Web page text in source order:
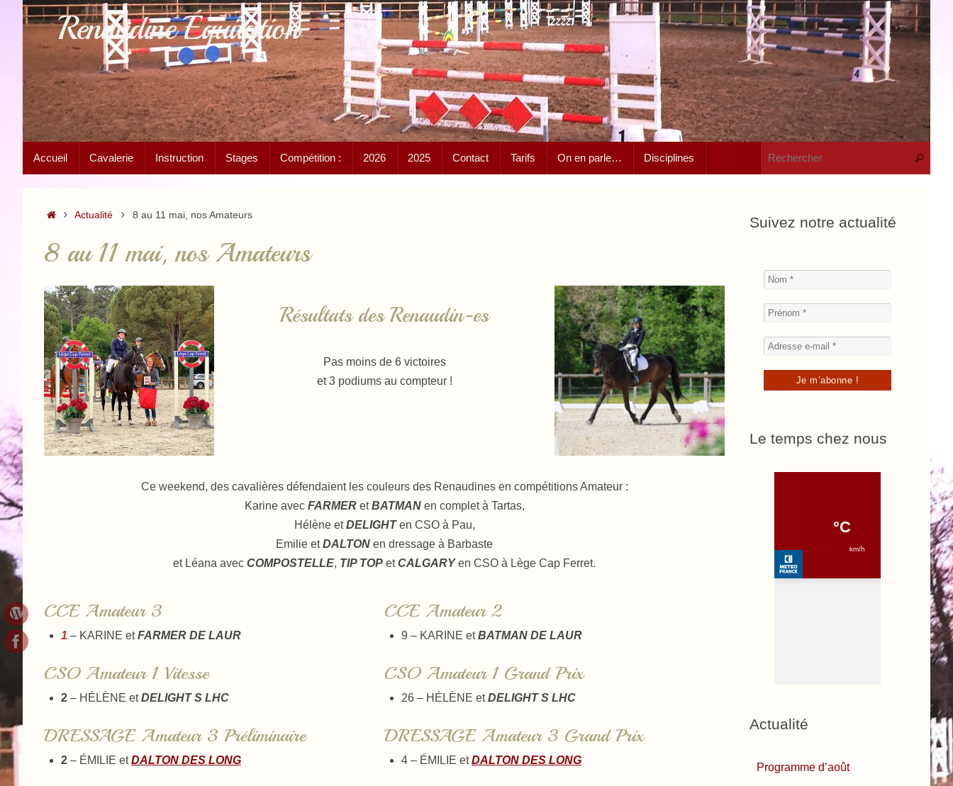
Passer
contenu
Renaudine Équitation
contenu
Accueil Cavalerie Instruction Stages Compétition : 2026 2025 Contact Tarifs On en parle… Disciplines
Accueil
Actualité 8 au 11 mai, nos Amateurs
8 au 11 mai, nos Amateurs
Résultats des Renaudin-es
Pas moins de 6 victoires
et 3 podiums au compteur !
Ce weekend, des cavalières défendaient les couleurs des Renaudines en compétitions Amateur :
Karine avec FARMER etBATMAN en complet à Tartas,
Hélène etDELIGHTen CSO à Pau,
Emilie etDALTON en dressage à Barbaste
et Léana avec COMPOSTELLE, TIP TOP etCALGARYen CSO à Lège Cap Ferret.
CCE Amateur 3
1 – KARINE etFARMER DE LAUR
CSO Amateur 1 Vitesse
2 – HÉLÈNE etDELIGHT S LHC
DRESSAGE Amateur 3 Préliminaire
2 – ÉMILIE etDALTON DES LONG
CCE Amateur 2
9 – KARINE etBATMAN DE LAUR
CSO Amateur 1 Grand Prix
26 – HÉLÈNE etDELIGHT S LHC
DRESSAGE Amateur 3 Grand Prix
4 – ÉMILIE etDALTON DES LONG
Suivez notre actualité
Le temps chez nous
Actualité
Programme d’août